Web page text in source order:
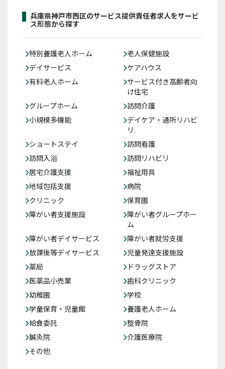
兵庫県神戸市西区のサービス提供責任者求人をサービ
ス形態から探す
特別養護老人ホーム
老人保健施設
デイサービス
ケアハウス
有料老人ホーム
サービス付き高齢者向
け住宅
グループホーム
訪問介護
小規模多機能
デイケア・通所リハビ
リ
ショートステイ
訪問看護
訪問入浴
訪問リハビリ
居宅介護支援
福祉用具
地域包括支援
病院
クリニック
保育園
障がい者支援施設
障がい者グループホー
ム
障がい者デイサービス
障がい者就労支援
放課後等デイサービス
児童発達支援施設
薬局
ドラッグストア
医薬品小売業
歯科クリニック
幼稚園
学校
学童保育・児童館
養護老人ホーム
給食委託
整骨院
鍼灸院
介護医療院
その他